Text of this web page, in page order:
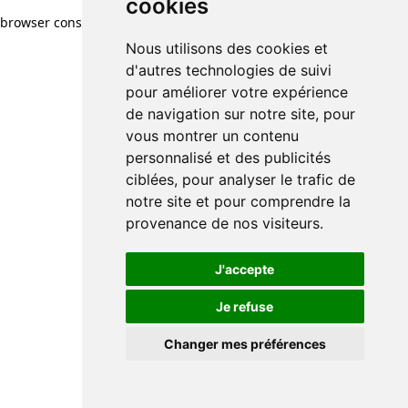
cookies
Nous utilisons des cookies et
d'autres technologies de suivi
pour améliorer votre expérience
de navigation sur notre site, pour
vous montrer un contenu
personnalisé et des publicités
ciblées, pour analyser le trafic de
notre site et pour comprendre la
provenance de nos visiteurs.
J'accepte
Je refuse
Changer mes préférences
browser console for more information)